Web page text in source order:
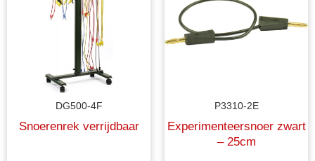
DG500-4F
Snoerenrek verrijdbaar
P3310-2E
Experimenteersnoer zwart
– 25cm